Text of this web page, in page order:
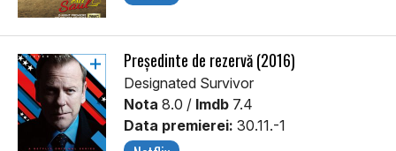
Președinte de rezervă (2016)
Designated Survivor
Nota 8.0 / Imdb 7.4
Data premierei: 30.11.-1